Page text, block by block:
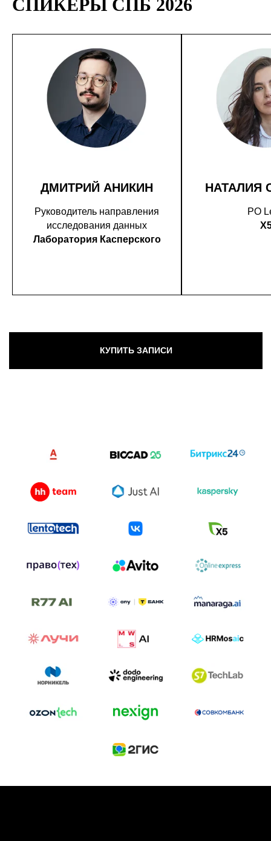
СПИКЕРЫ СПБ 2026
ДМИТРИЙ АНИКИН
Руководитель направления
исследования данных
Лаборатория Касперского
НАТАЛИЯ
PO
к построению бизнеса и созданию технологий под
И БИТВА АГЕНТОВ